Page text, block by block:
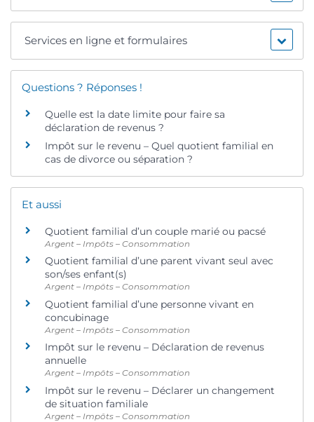
Services en ligne et formulaires
Questions ? Réponses !
Quelle est la date limite pour faire sa
déclaration de revenus ?
Impôt sur le revenu – Quel quotient familial en
cas de divorce ou séparation ?
Et aussi
Quotient familial d’un couple marié ou pacsé
Argent – Impôts – Consommation
Quotient familial d’une parent vivant seul avec
son/ses enfant(s)
Argent – Impôts – Consommation
Quotient familial d’une personne vivant en
concubinage
Argent – Impôts – Consommation
Impôt sur le revenu – Déclaration de revenus
annuelle
Argent – Impôts – Consommation
Impôt sur le revenu – Déclarer un changement
de situation familiale
Argent – Impôts – Consommation